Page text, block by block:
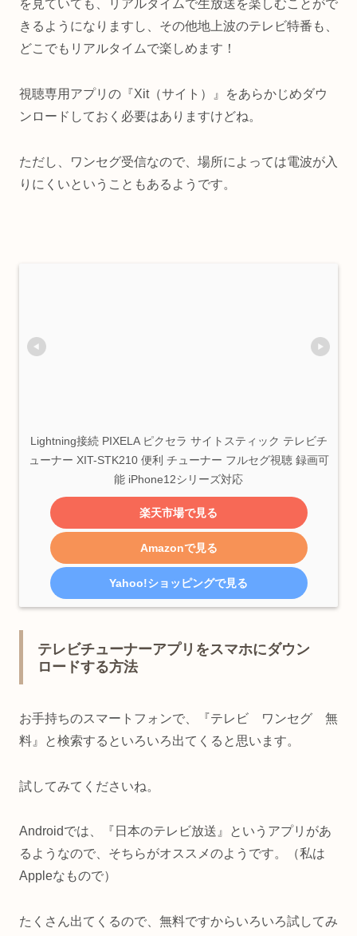
を見ていても、リアルタイムで生放送を楽しむことがで
きるようになりますし、その他地上波のテレビ特番も、
どこでもリアルタイムで楽しめます！
視聴専用アプリの『Xit（サイト）』をあらかじめダウ
ンロードしておく必要はありますけどね。
ただし、ワンセグ受信なので、場所によっては電波が入
りにくいということもあるようです。
Lightning接続 PIXELA ピクセラ サイトスティック テレビチ
ューナー XIT-STK210 便利 チューナー フルセグ視聴 録画可
能 iPhone12シリーズ対応
楽天市場で見る
Amazonで見る
Yahoo!ショッピングで見る
テレビチューナーアプリをスマホにダウン
ロードする方法
お手持ちのスマートフォンで、『テレビ ワンセグ 無
料』と検索するといろいろ出てくると思います。
試してみてくださいね。
Androidでは、『日本のテレビ放送』というアプリがあ
るようなので、そちらがオススメのようです。（私は
Appleなもので）
たくさん出てくるので、無料ですからいろいろ試してみ